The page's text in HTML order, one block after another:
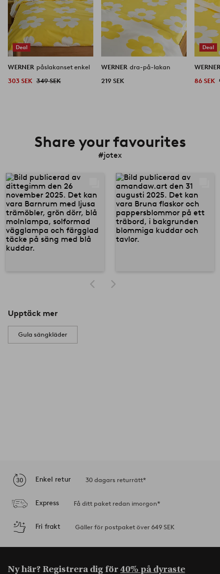
Deal
WERNER påslakanset enkel
303 SEK 349 SEK
WERNER dra-på-lakan
219 SEK
Deal
86 SEK
Share your favourites
#jotex
Upptäck mer
Gula sängkläder
Enkel retur 30 dagars returrätt*
Express Få ditt paket redan imorgon*
Fri frakt Gäller för postpaket över 649 SEK
Ny här? Registrera dig för40% på dyraste